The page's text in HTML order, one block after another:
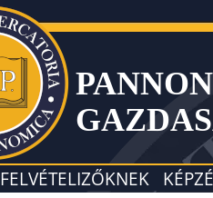
FELVÉTELIZŐKNEK